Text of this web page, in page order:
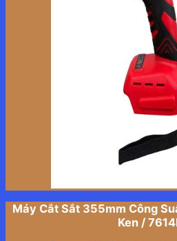
Máy Cắt Sắt 355mm Công
Ken /